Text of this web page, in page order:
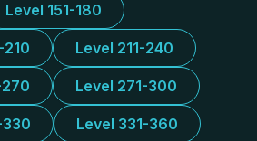
Level 151-180
210 Level 211-240
Level 271-300
330 Level 331-360